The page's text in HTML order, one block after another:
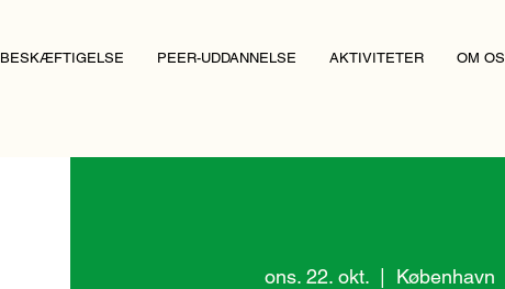
BESKÆFTIGELSE PEER-UDDANNELSE AKTIVITETER OM OS
ons. 22. okt.
  |
København